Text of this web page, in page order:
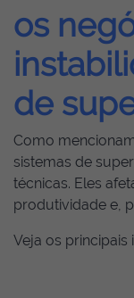
os
de
Como
sistemas de
técnicas. Eles
produtividade e,
Veja os principais